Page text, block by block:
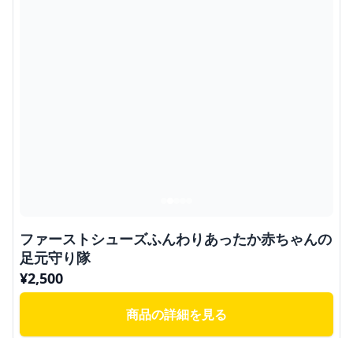
ファーストシューズふんわりあったか赤ちゃんの
足元守り隊
¥2,500
商品の詳細を見る